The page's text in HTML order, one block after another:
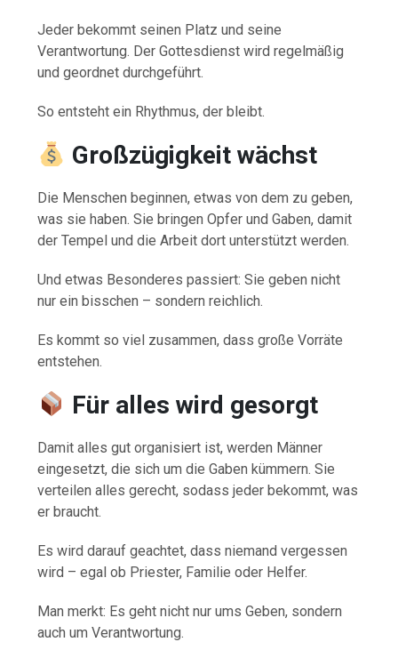
Jeder bekommt seinen Platz und seine
Verantwortung. Der Gottesdienst wird regelmäßig
und geordnet durchgeführt.
So entsteht ein Rhythmus, der bleibt.
Großzügigkeit wächst
Die Menschen beginnen, etwas von dem zu geben,
was sie haben. Sie bringen Opfer und Gaben, damit
der Tempel und die Arbeit dort unterstützt werden.
Und etwas Besonderes passiert: Sie geben nicht
nur ein bisschen – sondern reichlich.
Es kommt so viel zusammen, dass große Vorräte
entstehen.
Für alles wird gesorgt
Damit alles gut organisiert ist, werden Männer
eingesetzt, die sich um die Gaben kümmern. Sie
verteilen alles gerecht, sodass jeder bekommt, was
er braucht.
Es wird darauf geachtet, dass niemand vergessen
wird – egal ob Priester, Familie oder Helfer.
Man merkt: Es geht nicht nur ums Geben, sondern
auch um Verantwortung.